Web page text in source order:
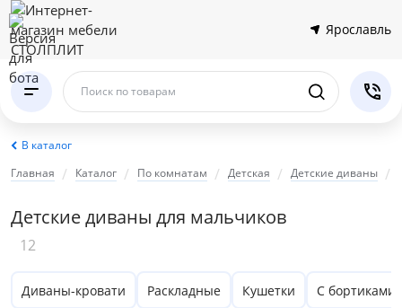
Ярославль
Поиск по товарам
В каталог
Главная
Каталог По комнатам Детская Детские диваны
Детские диваны для мальчиков
12
Диваны-кровати Раскладные Кушетки С бортиками